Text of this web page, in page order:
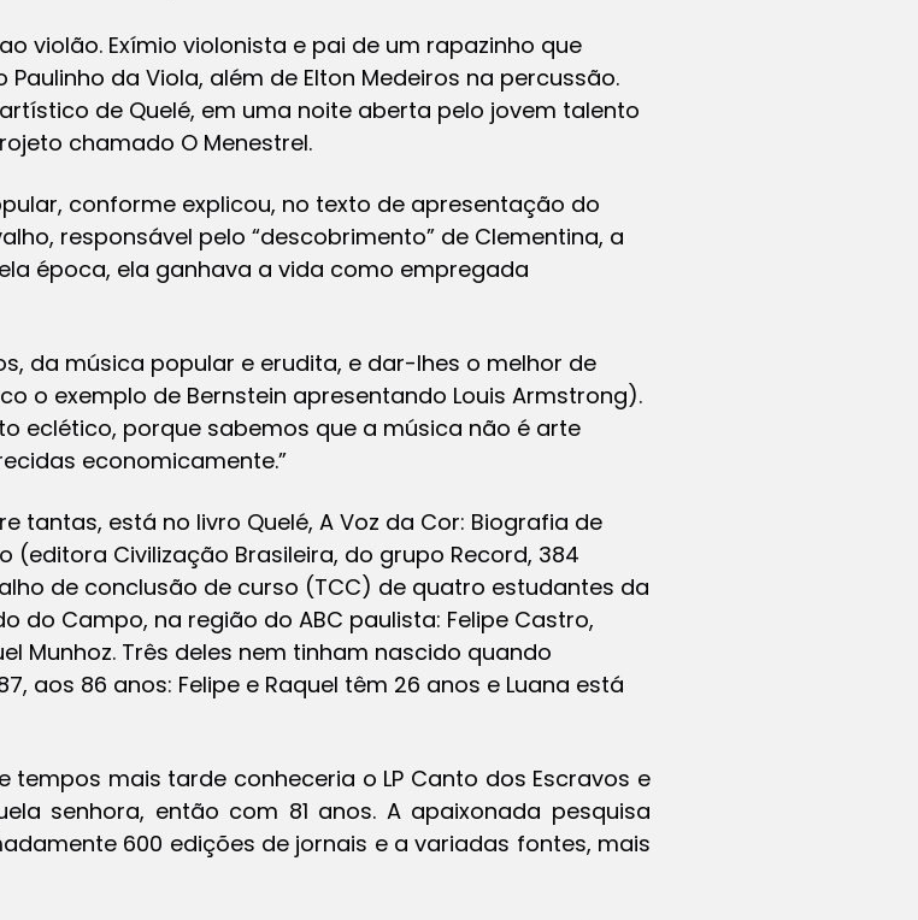
violão. Exímio violonista e pai de um rapazinho que
da Viola, além de Elton Medeiros na percussão.
de Quelé, em uma noite aberta pelo jovem talento
chamado O Menestrel.
conforme explicou, no texto de apresentação do
responsável pelo “descobrimento” de Clementina, a
época, ela ganhava a vida como empregada
da música popular e erudita, e dar-lhes o melhor de
o exemplo de Bernstein apresentando Louis Armstrong).
eclético, porque sabemos que a música não é arte
economicamente.”
tantas, está no livro Quelé, A Voz da Cor: Biografia de
(editora Civilização Brasileira, do grupo Record, 384
de conclusão de curso (TCC) de quatro estudantes da
do Campo, na região do ABC paulista: Felipe Castro,
Munhoz. Três deles nem tinham nascido quando
aos 86 anos: Felipe e Raquel têm 26 anos e Luana está
tempos mais tarde conheceria o LP Canto dos Escravos e
senhora, então com 81 anos. A apaixonada pesquisa
600 edições de jornais e a variadas fontes, mais